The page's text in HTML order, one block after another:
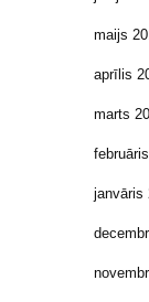
maijs
aprīlis
marts
janvāris